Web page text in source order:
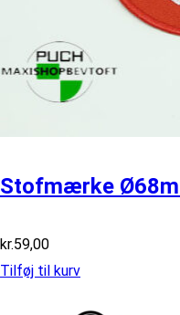
Stofmærke
kr.59,00
Tilføj til kurv